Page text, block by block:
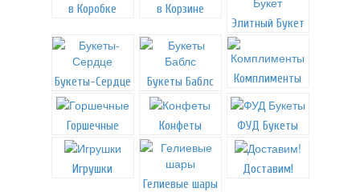
в Коробке
в Корзине
Элитный Букет
Букеты-Сердце Букеты Баблс Комплименты
Горшечные Конфеты ФУД Букеты
Игрушки
Гелиевые шары
Доставим!